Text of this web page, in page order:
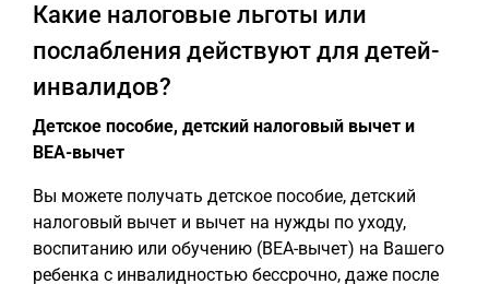
Какие налоговые льготы или
послабления действуют для детей-
инвалидов?
Детское пособие, детский налоговый вычет и
BEA-вычет
Вы можете получать детское пособие, детский
налоговый вычет и вычет на нужды по уходу,
воспитанию или обучению (BEA-вычет) на Вашего
ребенка с инвалидностью бессрочно, даже после